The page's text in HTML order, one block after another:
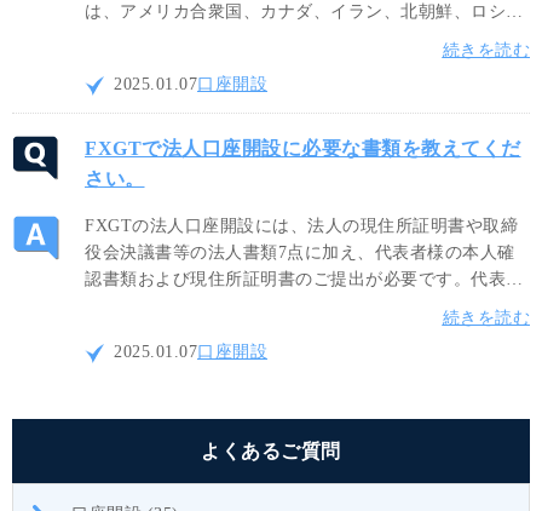
は、アメリカ合衆国、カナダ、イラン、北朝鮮、ロシア
等にお住まいの場合は、国内規制により口座開設出来ま
せん。法人設立国が日本以外の場合は、事前にFXGTの
サポートデスクまでお問合せください。
続きを読む
2025.01.07口座開設
FXGTで法人口座開設に必要な書類を教えてくだ
さい。
FXGTの法人口座開設には、法人の現住所証明書や取締
役会決議書等の法人書類7点に加え、代表者様の本人確
認書類および現住所証明書のご提出が必要です。代表者
様の書類については、有効期限内の顔写真付き身分証明
書と、発行から6ヶ月以内の現住所確認書類をそれぞれ
ご提出ください。
続きを読む
2025.01.07口座開設
よくあるご質問